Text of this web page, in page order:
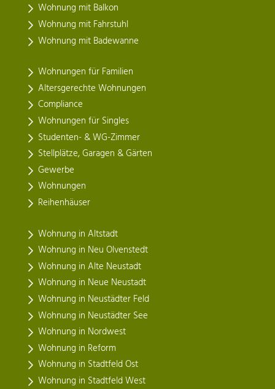
Wohnung mit Balkon
Wohnung mit Fahrstuhl
Wohnung mit Badewanne
Wohnungen für Familien
Altersgerechte Wohnungen
Compliance
Wohnungen für Singles
Studenten- & WG-Zimmer
Stellplätze, Garagen & Gärten
Gewerbe
Wohnungen
Reihenhäuser
Wohnung in Altstadt
Wohnung in Neu Olvenstedt
Wohnung in Alte Neustadt
Wohnung in Neue Neustadt
Wohnung in Neustädter Feld
Wohnung in Neustädter See
Wohnung in Nordwest
Wohnung in Reform
Wohnung in Stadtfeld Ost
Wohnung in Stadtfeld West